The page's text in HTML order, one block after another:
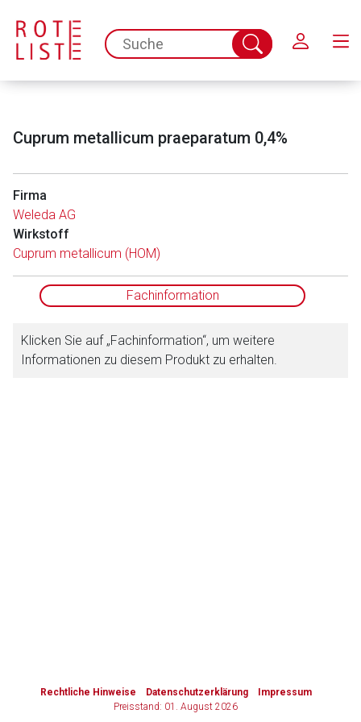
spc.search.input.placeholder
Suche
abschicken
Cuprum metallicum praeparatum 0,4%
Firma
Weleda AG
Wirkstoff
Cuprum metallicum (HOM)
Fachinformation
Klicken Sie auf „Fachinformation“, um weitere
Informationen zu diesem Produkt zu erhalten.
Rechtliche Hinweise Datenschutzerklärung
Impressum
Preisstand: 01. August 2026
Aufruf einer externen Seite
Der von Ihnen aufgerufene Link öffnet eine externe Web-
Seite. Für die Inhalte der externen Web-Seite ist deren
Datenschutzbestimmungen.